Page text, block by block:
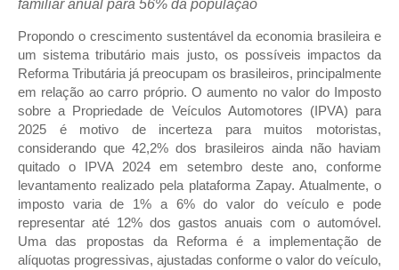
familiar anual para 56% da população
Propondo o crescimento sustentável da economia brasileira e
um sistema tributário mais justo, os possíveis impactos da
Reforma Tributária já preocupam os brasileiros, principalmente
em relação ao carro próprio. O aumento no valor do Imposto
sobre a Propriedade de Veículos Automotores (IPVA) para
2025 é motivo de incerteza para muitos motoristas,
considerando que 42,2% dos brasileiros ainda não haviam
quitado o IPVA 2024 em setembro deste ano, conforme
levantamento realizado pela plataforma Zapay. Atualmente, o
imposto varia de 1% a 6% do valor do veículo e pode
representar até 12% dos gastos anuais com o automóvel.
Uma das propostas da Reforma é a implementação de
alíquotas progressivas, ajustadas conforme o valor do veículo,